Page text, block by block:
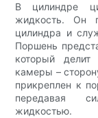
В цилиндре
жидкость. Он
цилиндра и
Поршень
который
камеры –
прикреплен к
передавая
жидкостью.